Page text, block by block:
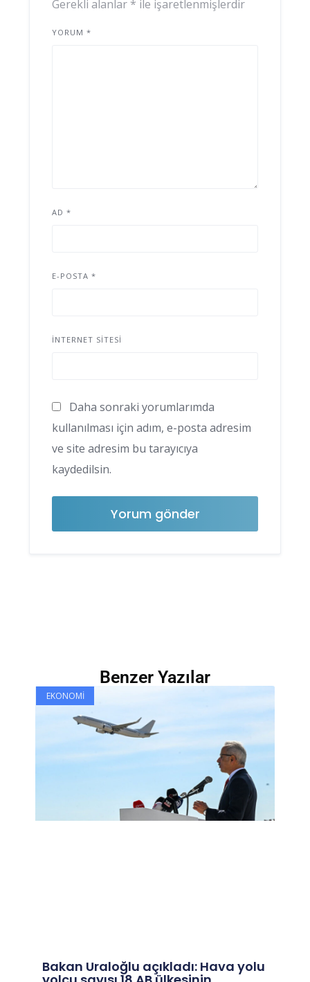
Gerekli alanlar * ile işaretlenmişlerdir
YORUM *
AD *
E-POSTA *
İNTERNET SITESI
Daha sonraki yorumlarımda
kullanılması için adım, e-posta adresim
ve site adresim bu tarayıcıya
kaydedilsin.
Benzer Yazılar
EKONOMI
Bakan Uraloğlu açıkladı: Hava yolu